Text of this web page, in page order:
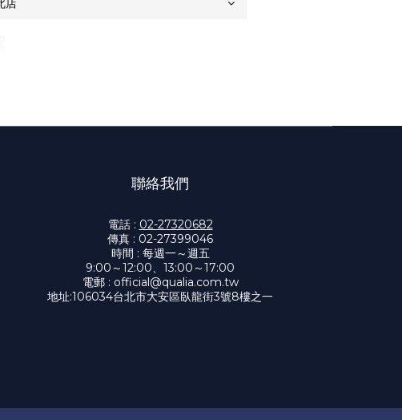
聯絡我們
電話 : 02-27320682
傳真 : 02-27399046
時間 : 每週一～週五
9:00～12:00、13:00～17:00
電郵 : official@qualia.com.tw
地址:106034台北市大安區臥龍街3號8樓之一